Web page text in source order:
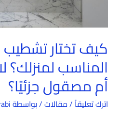
كيف تختار تشطيب
المناسب
أم مصقول جزئيًا؟
اترك تعليقاً/مقالات/ بواسطة